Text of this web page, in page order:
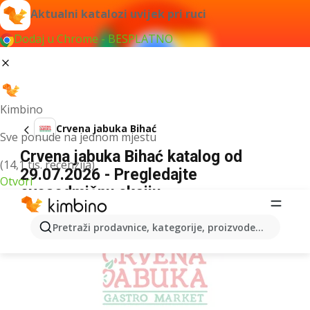
Aktualni katalozi uvijek pri ruci
Dodaj u Chrome - BESPLATNO
Kimbino
Sve ponude na jednom mjestu
(14,1 tis. recenzija)
Otvori
Pretraži prodavnice, kategorije, proizvode...
Crvena jabuka Bihać
Crvena jabuka Bihać katalog od
29.07.2026 - Pregledajte
ovosedmičnu akciju